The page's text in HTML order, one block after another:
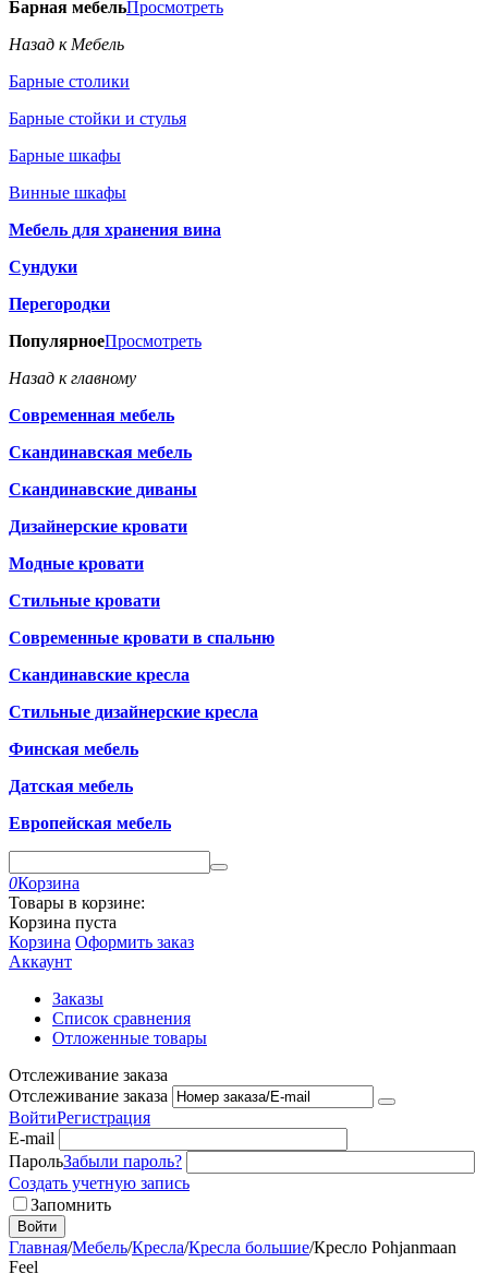
Барная мебельПросмотреть
Назад к Мебель
Барные столики
Барные стойки и стулья
Барные шкафы
Винные шкафы
Мебель для хранения вина
Сундуки
Перегородки
ПопулярноеПросмотреть
Назад к главному
Современная мебель
Скандинавская мебель
Скандинавские диваны
Дизайнерские кровати
Модные кровати
Стильные кровати
Современные кровати в спальню
Скандинавские кресла
Стильные дизайнерские кресла
Финская мебель
Датская мебель
Европейская мебель
0Корзина
Товары в корзине:
Корзина пуста
Корзина Оформить заказ
Аккаунт
Заказы
Список сравнения
Отложенные товары
Отслеживание заказа
Отслеживание заказа
ВойтиРегистрация
E-mail
ПарольЗабыли пароль?
Создать учетную запись
Запомнить
Войти
Главная/Мебель/Кресла/Кресла большие/Кресло Pohjanmaan
Feel